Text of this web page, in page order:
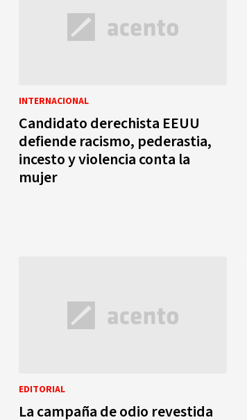
INTERNACIONAL
Candidato derechista EEUU
defiende racismo, pederastia,
incesto y violencia conta la
mujer
EDITORIAL
La campaña de odio revestida